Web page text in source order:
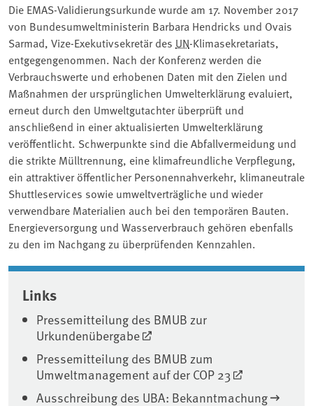
Die EMAS-Validierungsurkunde wurde am 17. November 2017
von Bundesumweltministerin Barbara Hendricks und Ovais
Sarmad, Vize-Exekutivsekretär des UN-Klimasekretariats,
entgegengenommen. Nach der Konferenz werden die
Verbrauchswerte und erhobenen Daten mit den Zielen und
Maßnahmen der ursprünglichen Umwelterklärung evaluiert,
erneut durch den Umweltgutachter überprüft und
anschließend in einer aktualisierten Umwelterklärung
veröffentlicht. Schwerpunkte sind die Abfallvermeidung und
die strikte Mülltrennung, eine klimafreundliche Verpflegung,
ein attraktiver öffentlicher Personennahverkehr, klimaneutrale
Shuttleservices sowie umweltverträgliche und wieder
verwendbare Materialien auch bei den temporären Bauten.
Energieversorgung und Wasserverbrauch gehören ebenfalls
zu den im Nachgang zu überprüfenden Kennzahlen.
Associated content
Links
Pressemitteilung des BMUB zur
Urkundenübergabe
Pressemitteilung des BMUB zum
Umweltmanagement auf der COP 23
Ausschreibung des UBA: Bekanntmachung